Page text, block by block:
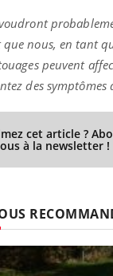
nous, en tant
​​peuvent
des
cet article ?
à la newsletter !